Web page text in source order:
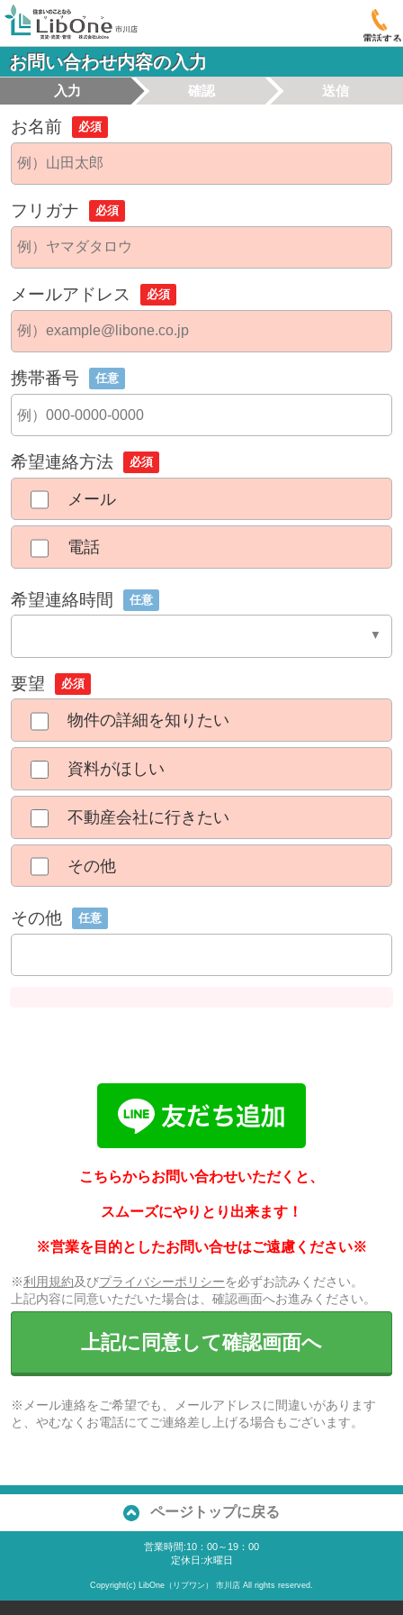
電話する
お問い合わせ内容の入力
入力 確認 送信
お名前 必須
フリガナ 必須
メールアドレス 必須
携帯番号 任意
希望連絡方法 必須
メール
電話
希望連絡時間 任意
要望 必須
物件の詳細を知りたい
資料がほしい
不動産会社に行きたい
その他
その他 任意
こちらからお問い合わせいただくと、
スムーズにやりとり出来ます！
※営業を目的としたお問い合せはご遠慮ください※
※利用規約及びプライバシーポリシーを必ずお読みください。
上記内容に同意いただいた場合は、確認画面へお進みください。
上記に同意して確認画面へ
※メール連絡をご希望でも、メールアドレスに間違いがあります
と、やむなくお電話にてご連絡差し上げる場合もございます。
ページトップに戻る
営業時間:10：00～19：00
定休日:水曜日
Copyright(c) LibOne（リブワン） 市川店 All rights reserved.